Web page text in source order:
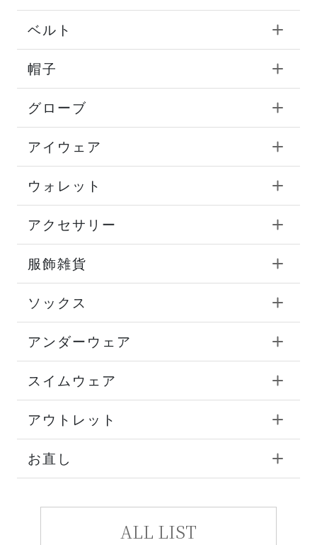
ベルト
帽子
グローブ
アイウェア
ウォレット
アクセサリー
服飾雑貨
ソックス
アンダーウェア
スイムウェア
アウトレット
お直し
ALL LIST